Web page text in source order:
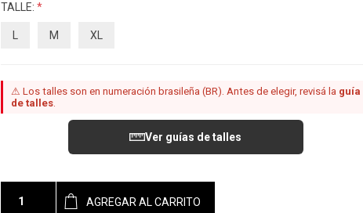
TALLE: *
L M XL
⚠ Los talles son en numeración brasileña (BR). Antes de elegir, revisá la guía
de talles.
Ver guías de talles
AGREGAR AL CARRITO